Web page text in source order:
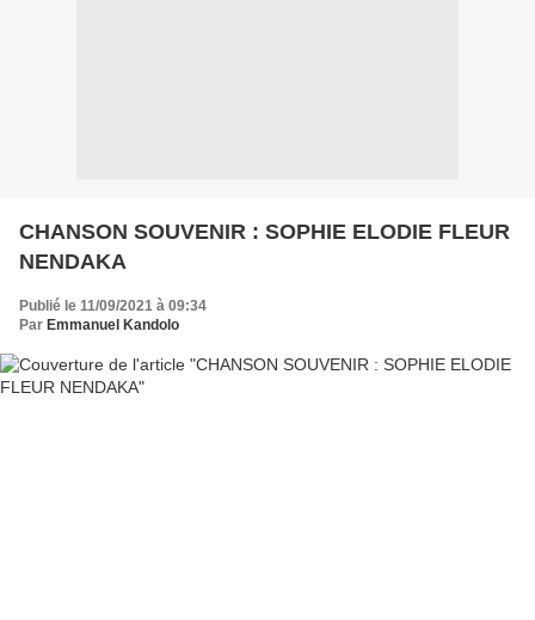
CHANSON SOUVENIR : SOPHIE ELODIE FLEUR
NENDAKA
Publié le 11/09/2021 à 09:34
Par Emmanuel Kandolo